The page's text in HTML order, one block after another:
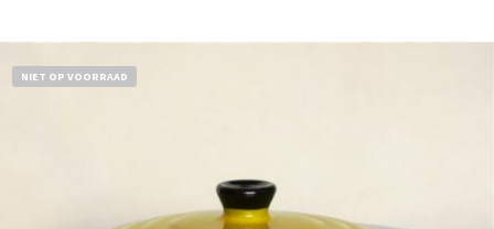
NIET OP VOORRAAD